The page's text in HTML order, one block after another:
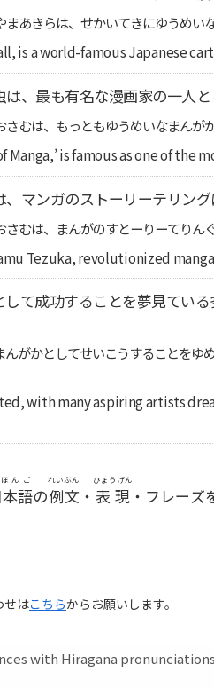
あきらは、せかいてきにゆうめい
is a world-famous Japanese
、最も有名な漫画家の一人と
むは、もっともゆうめいなまんが
Manga,’ is famous as one of the
マンガのストーリーテリング
むは、まんがのすとーりーてりん
Tezuka, revolutionized
て成功することを夢見てい
がかとしてせいこうすることをゆ
with many aspiring artists
本語
んご
の例文
れいぶん
・ 表現
ひょうげん
・フレーズ
せはこちらからお願いします。
with Hiragana